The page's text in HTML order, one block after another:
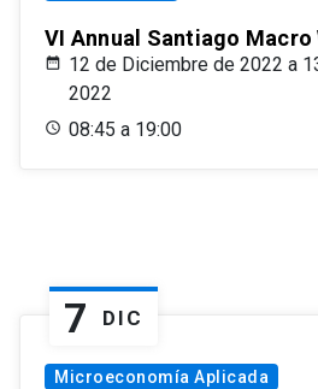
VI Annual Santiago Macro
12 de Diciembre de 2022 a
2022
08:45 a 19:00
7 DIC
Microeconomía Aplicada